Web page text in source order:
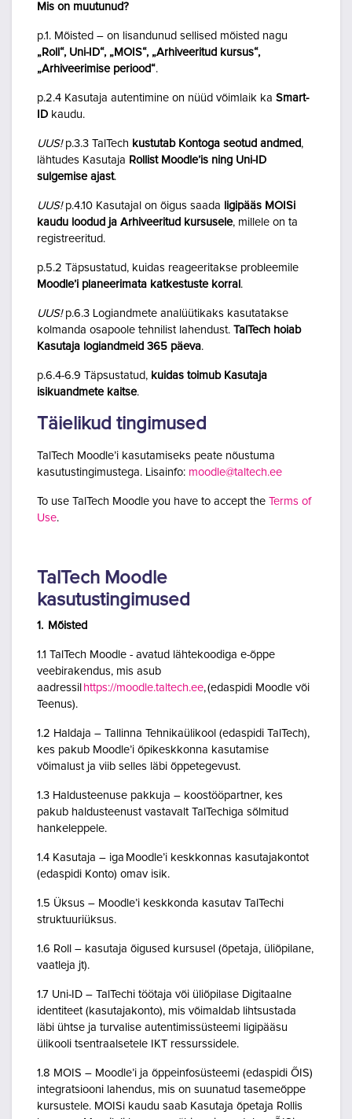
Mis on muutunud?
p.1. Mõisted – on lisandunud sellised mõisted nagu
„Roll“, Uni-ID“, „MOIS“, „Arhiveeritud kursus“,
„Arhiveerimise periood“.
p.2.4 Kasutaja autentimine on nüüd võimlaik ka Smart-
ID kaudu.
UUS!p.3.3 TalTech kustutab Kontoga seotud andmed,
lähtudes Kasutaja Rollist Moodle’is ning Uni-ID
sulgemise ajast.
UUS!p.4.10 Kasutajal on õigus saada ligipääs MOISi
kaudu loodud ja Arhiveeritud kursusele, millele on ta
registreeritud.
p.5.2 Täpsustatud, kuidas reageeritakse probleemile
Moodle’i planeerimata katkestuste korral .
UUS!p.6.3 Logiandmete analüütikaks kasutatakse
kolmanda osapoole tehnilist lahendust. TalTech hoiab
Kasutaja logiandmeid 365 päeva.
p.6.4-6.9 Täpsustatud, kuidas toimub Kasutaja
isikuandmete kaitse.
Täielikud tingimused
TalTech Moodle’i kasutamiseks peate nõustuma
kasutustingimustega. Lisainfo: moodle@taltech.ee
To use TalTech Moodle you have to accept the Terms of
Use.
TalTech Moodle
kasutustingimused
1. Mõisted
1.1 TalTech Moodle - avatud lähtekoodiga e-õppe
veebirakendus, mis asub
aadressil https://moodle.taltech.ee, (edaspidi Moodle või
Teenus).
1.2 Haldaja – Tallinna Tehnikaülikool (edaspidi TalTech),
kes pakub Moodle’i õpikeskkonna kasutamise
võimalust ja viib selles läbi õppetegevust.
1.3 Haldusteenuse pakkuja – koostööpartner, kes
pakub haldusteenust vastavalt TalTechiga sõlmitud
hankeleppele.
1.4 Kasutaja – iga Moodle’i keskkonnas kasutajakontot
(edaspidi Konto) omav isik.
1.5 Üksus – Moodle’i keskkonda kasutav TalTechi
struktuuriüksus.
1.6 Roll – kasutaja õigused kursusel (õpetaja, üliõpilane,
vaatleja jt).
1.7 Uni-ID – TalTechi töötaja või üliõpilase Digitaalne
identiteet (kasutajakonto), mis võimaldab lihtsustada
läbi ühtse ja turvalise autentimissüsteemi ligipääsu
ülikooli tsentraalsetele IKT ressurssidele.
1.8 MOIS – Moodle’i ja õppeinfosüsteemi (edaspidi ÕIS)
integratsiooni lahendus, mis on suunatud tasemeõppe
kursustele. MOISi kaudu saab Kasutaja õpetaja Rollis